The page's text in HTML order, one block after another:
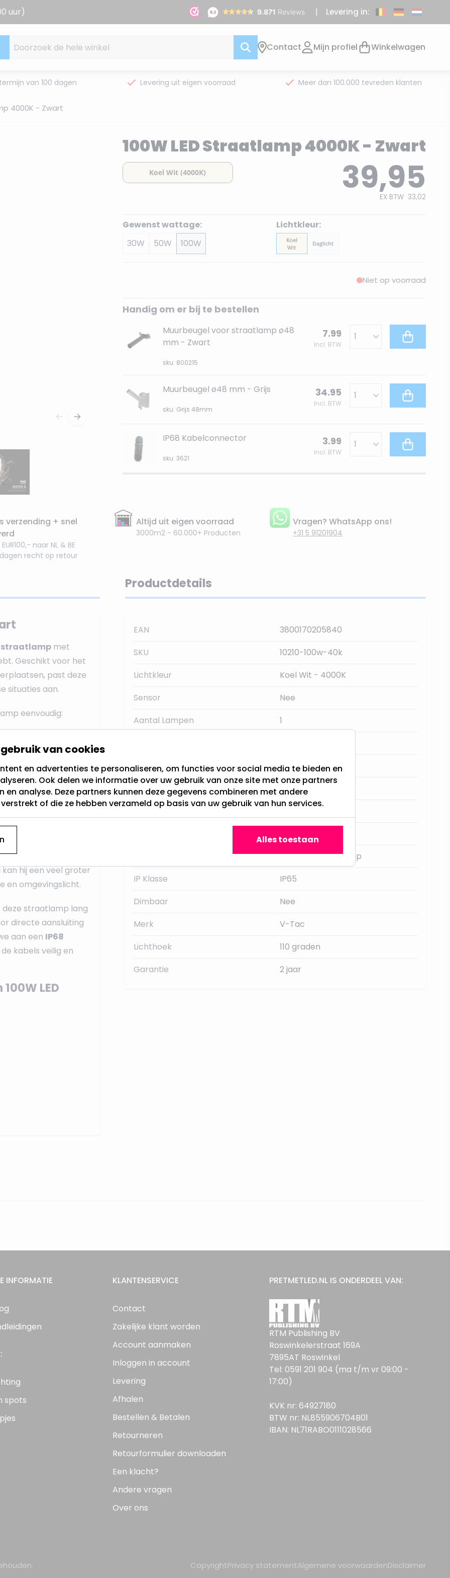
uur) Levering in:
Contact Mijn profiel Winkelwagen
van 100 dagen Levering uit eigen voorraad Meer dan 100.000 tevreden klanten
4000K - Zwart
100W LED Straatlamp 4000K - Zwart
39,95
EX BTW 33,02
Gewenst wattage:
30W
50W 100W
Lichtkleur:
Niet op voorraad
Handig om er bij te bestellen
Muurbeugel voor straatlamp ø48
mm - Zwart
sku: 800215
7.99
Incl. BTW
Muurbeugel ø48 mm - Grijs
sku: Grijs 48mm
34.95
Incl. BTW
IP68 Kabelconnector
sku: 3621
3.99
Incl. BTW
verzending + snel
naar NL & BE
dagen recht op retour
Altijd uit eigen voorraad
3000m2 - 60.000+ Producten
Vragen? WhatsApp ons!
+31 5 91201904
straatlamp met
Geschikt voor het
past deze
situaties aan.
eenvoudig:
van 60 mm
verlichting . Hij is
uur of meer). Wil je
Dan zijn onze
gemonteerd
werkoppervlak
hij een veel groter
en omgevingslicht.
straatlamp lang
directe aansluiting
aan een IP68
kabels veilig en
LED
Productdetails
EAN
3800170205840
SKU
10210-100w-40k
Lichtkleur
Koel Wit - 4000K
Sensor
Nee
Aantal Lampen
1
Kleur
Zwart
Lumen:
8700LM
Materiaal:
Geïntegreerde lamp
IP Klasse
IP65
Dimbaar
Nee
Merk
V-Tac
Lichthoek
110 graden
Garantie
2 jaar
INFORMATIE
spots
KLANTENSERVICE
Contact
Zakelijke klant worden
Account aanmaken
Inloggen in account
Levering
Afhalen
Bestellen & Betalen
Retourneren
Retourformulier downloaden
Een klacht?
Andere vragen
Over ons
PRETMETLED.NL IS ONDERDEEL VAN:
RTM Publishing BV
Roswinkelerstraat 169A
7895AT Roswinkel
Tel: 0591 201 904 (ma t/m vr 09:00 -
17:00)
KVK nr: 64927180
BTW nr: NL855906704B01
IBAN: NL71RABO0111028566
CopyrightPrivacy statementAlgemene voorwaardenDisclaimer
van cookies
en advertenties te personaliseren, om functies voor social media te bieden en
Ook delen we informatie over uw gebruik van onze site met onze partners
analyse. Deze partners kunnen deze gegevens combineren met andere
of die ze hebben verzameld op basis van uw gebruik van hun services.
Alles toestaan